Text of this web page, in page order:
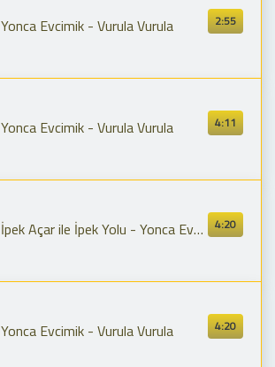
2:55
Yonca Evcimik - Vurula Vurula
4:11
Yonca Evcimik - Vurula Vurula
4:20
İpek Açar ile İpek Yolu - Yonca Evcimik - Vurula Vurula
4:20
Yonca Evcimik - Vurula Vurula